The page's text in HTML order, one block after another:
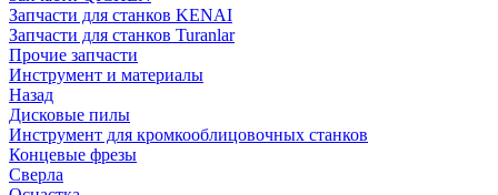
Запчасти для станков KENAI
Запчасти для станков Turanlar
Прочие запчасти
Инструмент и материалы
Назад
Дисковые пилы
Инструмент для кромкооблицовочных станков
Концевые фрезы
Сверла